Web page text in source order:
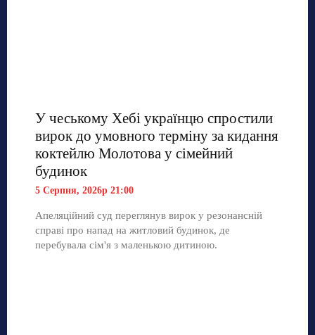
У чеському Хебі українцю спростили
вирок до умовного терміну за кидання
коктейлю Молотова у сімейний
будинок
5 Серпня, 2026р 21:00
Апеляційний суд переглянув вирок у резонансній
справі про напад на житловий будинок, де
перебувала сім'я з маленькою дитиною.